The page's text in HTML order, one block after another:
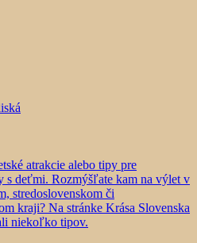
atrakcie alebo tipy pre
s deťmi. Rozmýšľate kam na výlet v
stredoslovenskom či
kraji? Na stránke Krása Slovenska
niekoľko tipov.